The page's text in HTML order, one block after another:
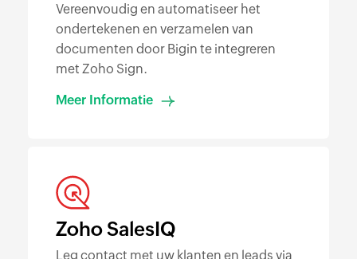
Vereenvoudig en automatiseer het
ondertekenen en verzamelen van
documenten door Bigin te integreren
met Zoho Sign.
Meer Informatie
Zoho SalesIQ
Leg contact met uw klanten en leads via